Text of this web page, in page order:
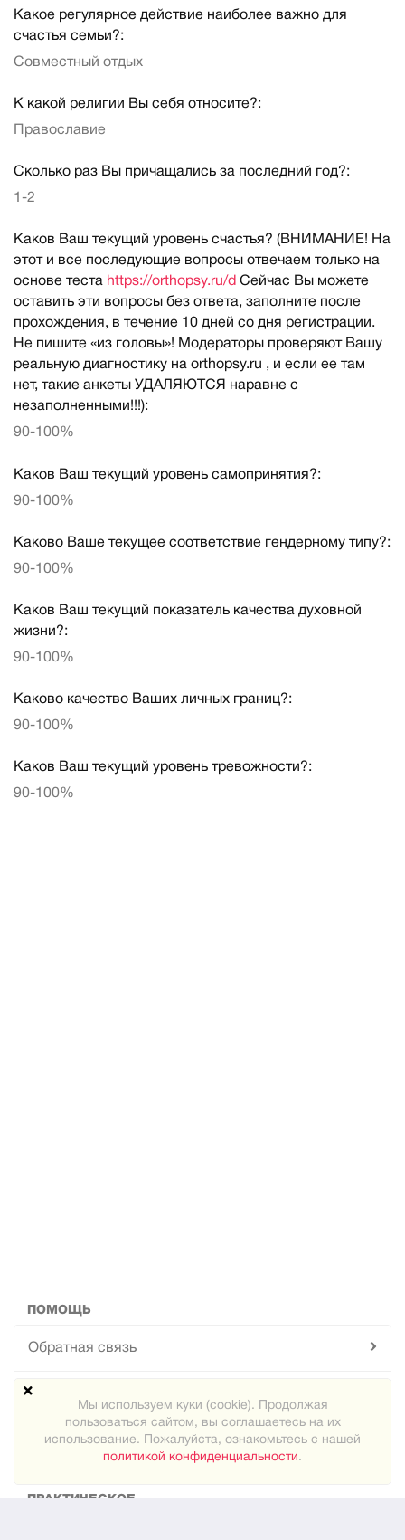
Какое регулярное действие наиболее важно для
счастья семьи?:
Совместный отдых
К какой религии Вы себя относите?:
Православие
Сколько раз Вы причащались за последний год?:
1-2
Каков Ваш текущий уровень счастья? (ВНИМАНИЕ! На
этот и все последующие вопросы отвечаем только на
основе теста https://orthopsy.ru/d Сейчас Вы можете
оставить эти вопросы без ответа, заполните после
прохождения, в течение 10 дней со дня регистрации.
Не пишите «из головы»! Модераторы проверяют Вашу
реальную диагностику на orthopsy.ru , и если ее там
нет, такие анкеты УДАЛЯЮТСЯ наравне с
незаполненными!!!):
90-100%
Каков Ваш текущий уровень самопринятия?:
90-100%
Каково Ваше текущее соответствие гендерному типу?:
90-100%
Каков Ваш текущий показатель качества духовной
жизни?:
90-100%
Каково качество Ваших личных границ?:
90-100%
Каков Ваш текущий уровень тревожности?:
90-100%
ПОМОЩЬ
Обратная связь
Техподдержка
Карта сайта
ПРАКТИЧЕСКОЕ
Мы используем куки (cookie). Продолжая
пользоваться сайтом, вы соглашаетесь на их
использование. Пожалуйста, ознакомьтесь с нашей
политикой конфиденциальности.